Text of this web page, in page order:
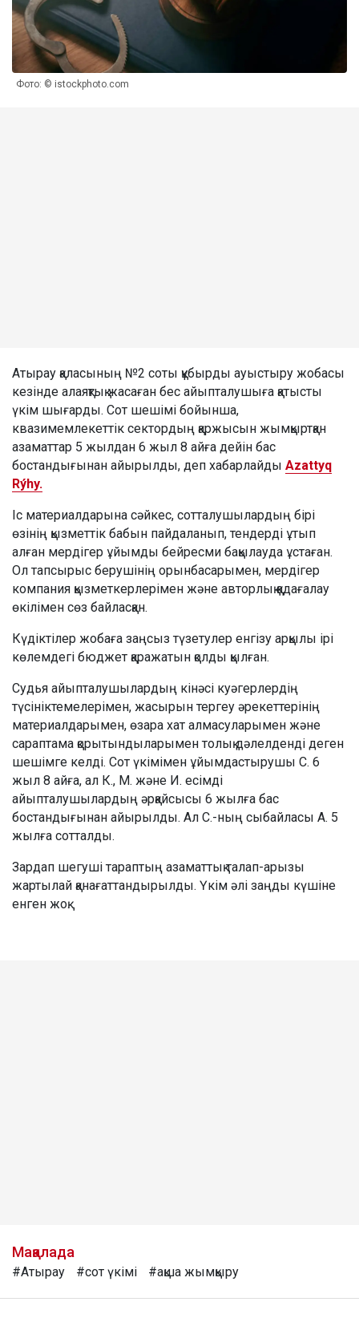
Фото: © istockphoto.com
Атырау қаласының №2 соты құбырды ауыстыру жобасы
кезінде алаяқтық жасаған бес айыпталушыға қатысты
үкім шығарды. Сот шешімі бойынша,
квазимемлекеттік сектордың қаржысын жымқыртқан
азаматтар 5 жылдан 6 жыл 8 айға дейін бас
бостандығынан айырылды, деп хабарлайды Azattyq
Rýhy.
Іс материалдарына сәйкес, сотталушылардың бірі
өзінің қызметтік бабын пайдаланып, тендерді ұтып
алған мердігер ұйымды бейресми бақылауда ұстаған.
Ол тапсырыс берушінің орынбасарымен, мердігер
компания қызметкерлерімен және авторлық қадағалау
өкілімен сөз байласқан.
Күдіктілер жобаға заңсыз түзетулер енгізу арқылы ірі
көлемдегі бюджет қаражатын қолды қылған.
Судья айыпталушылардың кінәсі куәгерлердің
түсініктемелерімен, жасырын тергеу әрекеттерінің
материалдарымен, өзара хат алмасуларымен және
сараптама қорытындыларымен толық дәлелденді деген
шешімге келді. Сот үкімімен ұйымдастырушы С. 6
жыл 8 айға, ал К., М. және И. есімді
айыпталушылардың әрқайсысы 6 жылға бас
бостандығынан айырылды. Ал С.-ның сыбайласы А. 5
жылға сотталды.
Зардап шегуші тараптың азаматтық талап-арызы
жартылай қанағаттандырылды. Үкім әлі заңды күшіне
енген жоқ.
Мақалада
#Атырау #сот үкімі #ақша жымқыру